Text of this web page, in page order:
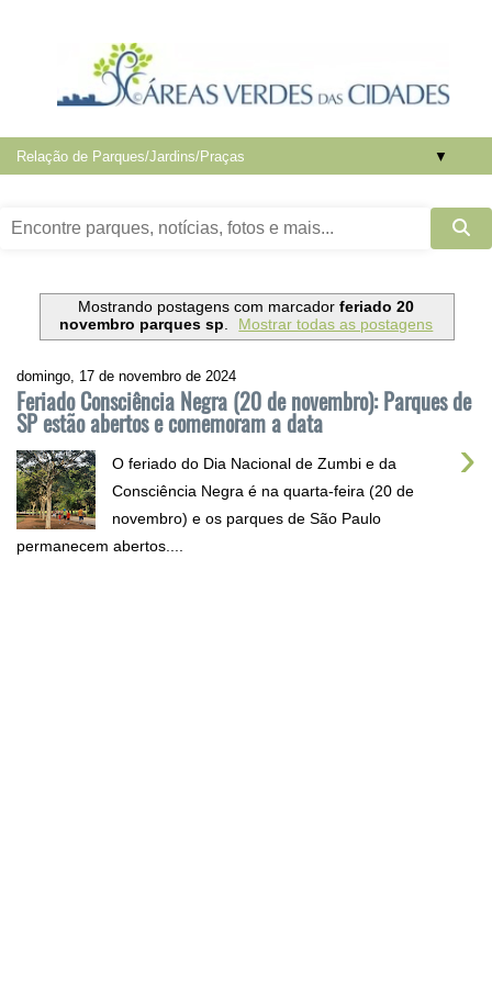
▼
Mostrando postagens com marcador feriado 20
novembro parques sp. Mostrar todas as postagens
domingo, 17 de novembro de 2024
Feriado Consciência Negra (20 de novembro): Parques de
SP estão abertos e comemoram a data
›
O feriado do Dia Nacional de Zumbi e da
Consciência Negra é na quarta-feira (20 de
novembro) e os parques de São Paulo
permanecem abertos....